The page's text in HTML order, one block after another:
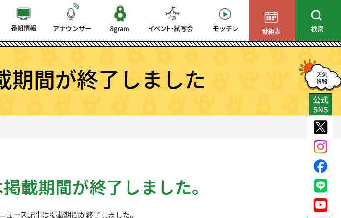
期間が終了しました
掲載期間が終了しました。
ュース記事は掲載期間が終了しました。